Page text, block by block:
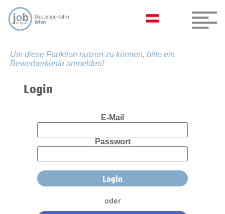
Um diese Funktion nutzen zu können, bitte ein
Bewerberkonto anmelden!
Login
E-Mail
Passwort
oder